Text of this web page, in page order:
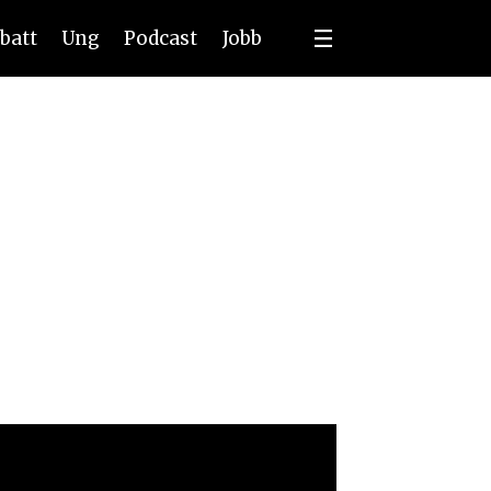
Ung Podcast Jobb